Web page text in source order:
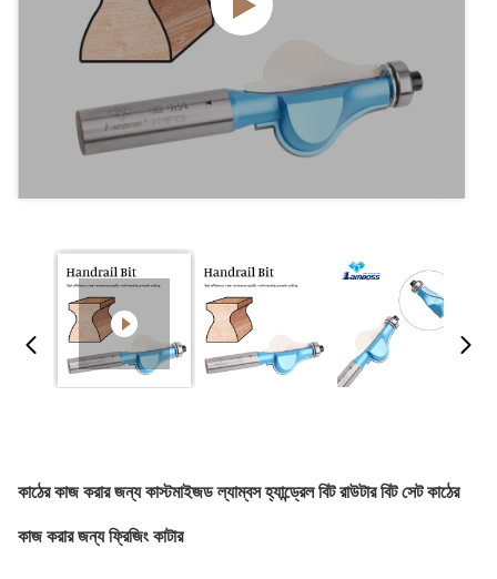
কাঠের কাজ করার জন্য কাস্টমাইজড ল্যাম্বস হ্যান্ড্রেল বিট রাউটার বিট সেট কাঠের
কাজ করার জন্য ফ্রিজিং কাটার